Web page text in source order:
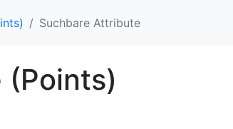
Suchbare Attribute